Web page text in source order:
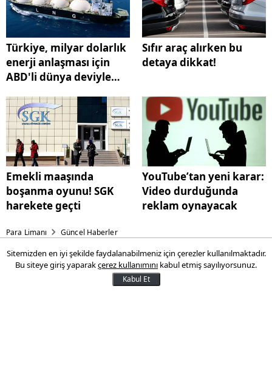
Türkiye, milyar dolarlık
enerji anlaşması için
ABD'li dünya deviyle
Sıfır araç alırken bu
detaya dikkat!
Emekli maaşında
boşanma oyunu! SGK
harekete geçti
YouTube’tan yeni karar:
Video durduğunda
reklam oynayacak
Para Limanı Güncel Haberler
Emekli maaşında boşanma
oyunu! SGK harekete geçti
Sitemizden en iyi şekilde faydalanabilmeniz için çerezler kullanılmaktadır.
Bu siteye giriş yaparakçerez kullanımını kabul etmiş sayılıyorsunuz.
Kabul Et